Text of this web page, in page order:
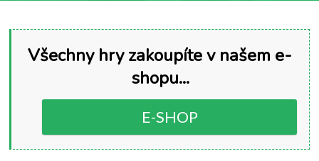
o
zahradních
Všechny hry zakoupíte v našem e-
shopu...
E-SHOP